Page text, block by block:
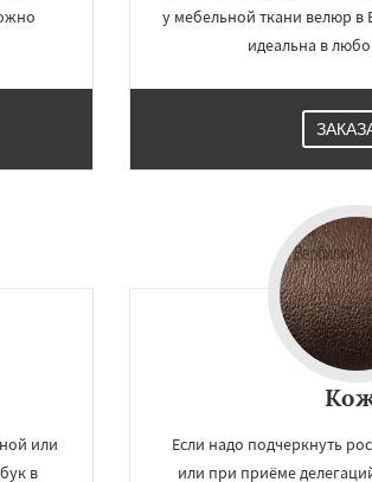
у мебельной ткани велюр в
идеальна в
или
в
Если надо подчеркнуть
или при приёме